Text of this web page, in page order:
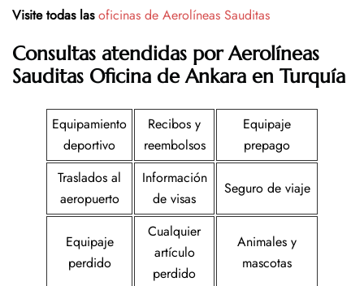
Visite todas las oficinas de Aerolíneas Sauditas
Consultas atendidas por Aerolíneas
Sauditas Oficina de Ankara en Turquía
Equipamiento
deportivo
Recibos y
reembolsos
Equipaje
prepago
Traslados al
aeropuerto
Información
de visas
Seguro de viaje
Equipaje
perdido
Cualquier
artículo
perdido
Animales y
mascotas